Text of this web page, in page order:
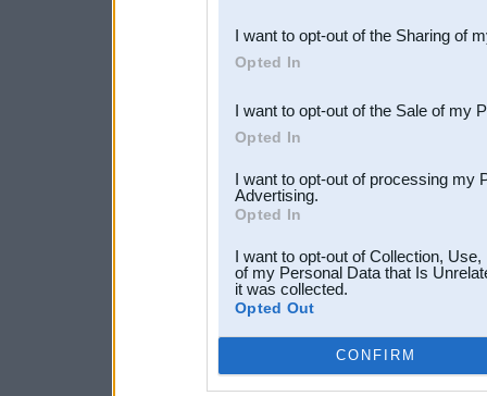
Downstream Participants
third parties.
I want to opt-out of the Sharing of
Opted In
I want to opt-out of the Sale of my
Opted In
I want to opt-out of processing my
Advertising.
Opted In
I want to opt-out of Collection,
of my Personal Data that Is
it was collected.
Opted Out
CONFIRM